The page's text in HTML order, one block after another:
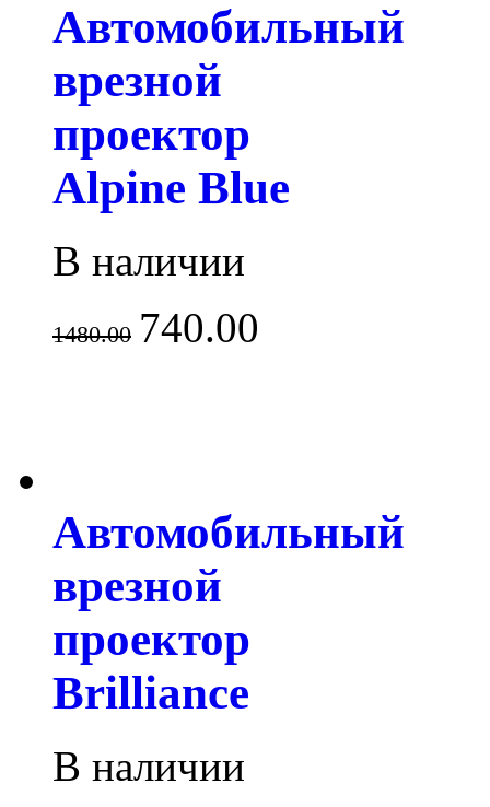
Автомобильный
врезной
проектор
Alpine Blue
В наличии
1480.00 740.00
Автомобильный
врезной
проектор
Brilliance
В наличии